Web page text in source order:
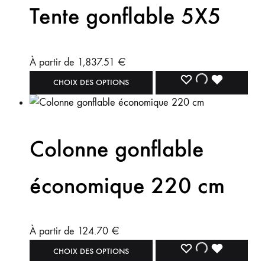
Tente gonflable 5X5
À partir de 1,837.51 €
CHOIX DES OPTIONS
Colonne gonflable
économique 220 cm
À partir de 124.70 €
CHOIX DES OPTIONS